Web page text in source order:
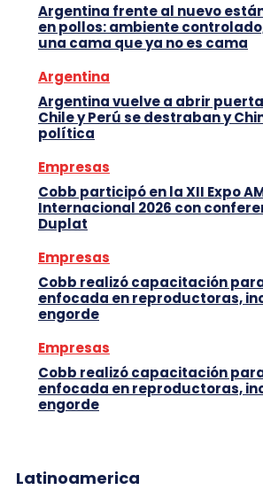
Argentina frente al nuevo
en pollos: ambiente
una cama que ya no es cama
Argentina
Argentina vuelve a abrir
Chile y Perú se destraban y
política
Empresas
Cobb participó en la XII Expo
Internacional 2026 con
Duplat
Empresas
Cobb realizó capacitación
enfocada en reproductoras,
engorde
Empresas
Cobb realizó capacitación
enfocada en reproductoras,
engorde
Latinoamerica